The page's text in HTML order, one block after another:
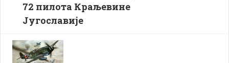
72 пилота Краљевине
Југославије